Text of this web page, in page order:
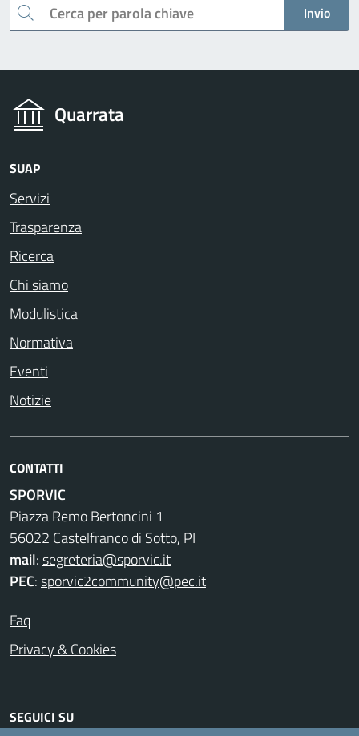
Cerca Invio
Quarrata
SUAP
Servizi
Trasparenza
Ricerca
Chi siamo
Modulistica
Normativa
Eventi
Notizie
CONTATTI
SPORVIC
Piazza Remo Bertoncini 1
56022 Castelfranco di Sotto, PI
mail:segreteria@sporvic.it
PEC:sporvic2community@pec.it
Faq
Privacy & Cookies
SEGUICI SU